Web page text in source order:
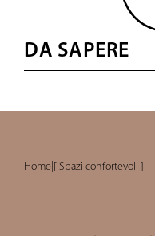
DA SAPERE
Home [ Spazi confortevoli ]